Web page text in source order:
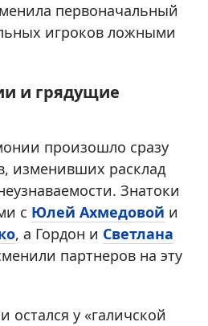
первоначальный
игроков ложными
и грядущие
произошло сразу
изменивших расклад
Знатоки
с Юлей Ахмедовой и
, а Гордон и Светлана
партнеров на эту
остался у «галичской